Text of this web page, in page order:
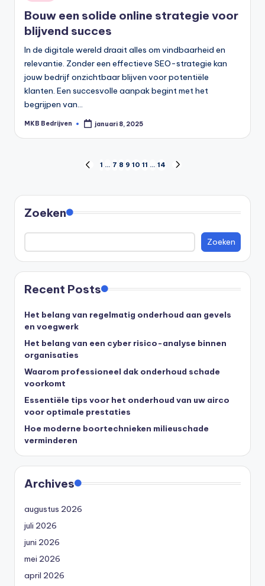
Bouw een solide online strategie voor
blijvend succes
In de digitale wereld draait alles om vindbaarheid en
relevantie. Zonder een effectieve SEO-strategie kan
jouw bedrijf onzichtbaar blijven voor potentiële
klanten. Een succesvolle aanpak begint met het
begrijpen van…
MKB Bedrijven januari 8, 2025
1 … 7 8 9 10 11 … 14
Zoeken
Zoeken
Recent Posts
Het belang van regelmatig onderhoud aan gevels
en voegwerk
Het belang van een cyber risico-analyse binnen
organisaties
Waarom professioneel dak onderhoud schade
voorkomt
Essentiële tips voor het onderhoud van uw airco
voor optimale prestaties
Hoe moderne boortechnieken milieuschade
verminderen
Archives
augustus 2026
juli 2026
juni 2026
mei 2026
april 2026